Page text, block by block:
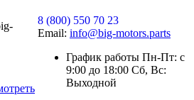
8 (800) 550 70 23
Email: info@big-motors.parts
График работы Пн-Пт: с
9:00 до 18:00 Сб, Вс:
Выходной